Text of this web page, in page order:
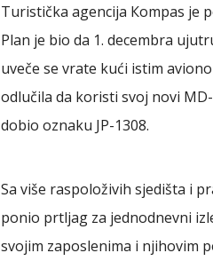
Turistička agencija Кompas je
Plan je bio da 1. decembra
uveče se vrate kući istim
odlučila da koristi svoj novi
dobio oznaku JP-1308.
Sa više raspoloživih sjedišta i
ponio prtljag za jednodnevni
svojim zaposlenima i njihovim